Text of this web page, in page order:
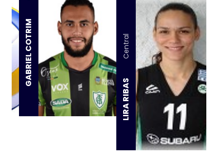
GABRIEL COTRIM
LIRA RIBAS
Central